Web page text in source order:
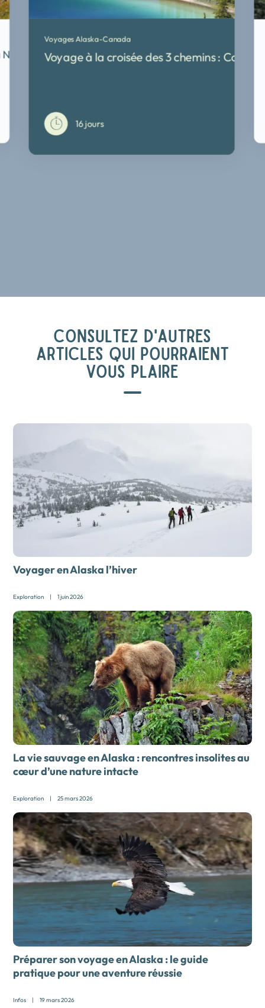
Voyages Alaska-Canada
Voyage à la croisée des 3 chemins :
16 jours
CONSULTEZ D'AUTRES
ARTICLES QUI POURRAIENT
VOUS PLAIRE
Voyager en Alaska l’hiver
Exploration | 1 juin 2026
La vie sauvage en Alaska : rencontres insolites au
cœur d’une nature intacte
Exploration | 25 mars 2026
Préparer son voyage en Alaska : le guide
pratique pour une aventure réussie
Infos | 19 mars 2026